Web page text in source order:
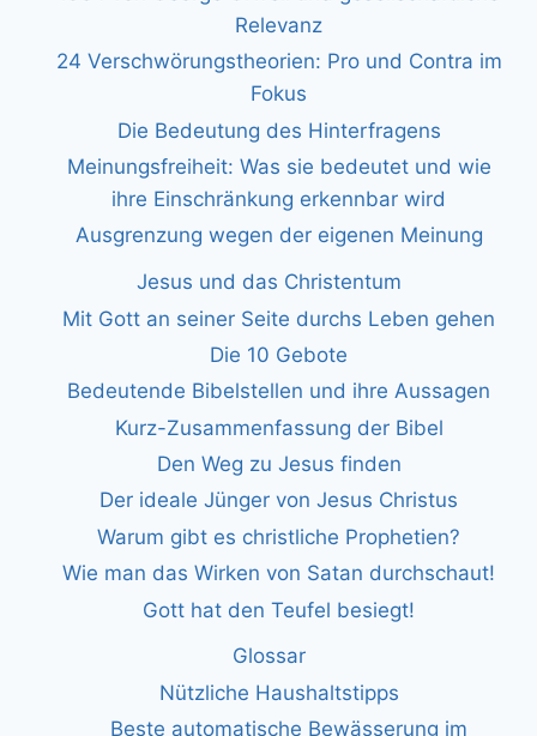
Relevanz
24 Verschwörungstheorien: Pro und Contra im
Fokus
Die Bedeutung des Hinterfragens
Meinungsfreiheit: Was sie bedeutet und wie
ihre Einschränkung erkennbar wird
Ausgrenzung wegen der eigenen Meinung
Jesus und das Christentum
Mit Gott an seiner Seite durchs Leben gehen
Die 10 Gebote
Bedeutende Bibelstellen und ihre Aussagen
Kurz-Zusammenfassung der Bibel
Den Weg zu Jesus finden
Der ideale Jünger von Jesus Christus
Warum gibt es christliche Prophetien?
Wie man das Wirken von Satan durchschaut!
Gott hat den Teufel besiegt!
Glossar
Nützliche Haushaltstipps
Beste automatische Bewässerung im